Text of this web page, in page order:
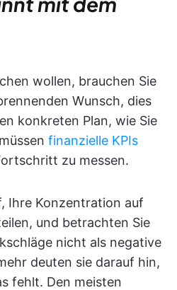
wollen, brauchen Sie
Wunsch, dies
konkreten Plan, wie Sie
finanzielle KPIs
zu messen.
Ihre Konzentration auf
und betrachten Sie
nicht als negative
deuten sie darauf hin,
fehlt. Den meisten